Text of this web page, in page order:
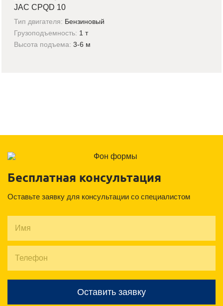
JAC CPQD 10
Тип двигателя: Бензиновый
Грузоподъемность: 1 т
Высота подъема: 3-6 м
Бесплатная консультация
Оставьте заявку для консультации со специалистом
Оставить заявку